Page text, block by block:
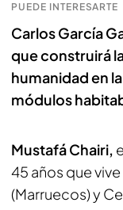
PUEDE INTERESARTE
Carlos García
que construirá
humanidad en
módulos
Mustafá Chairi,
45 años que
(Marruecos) y